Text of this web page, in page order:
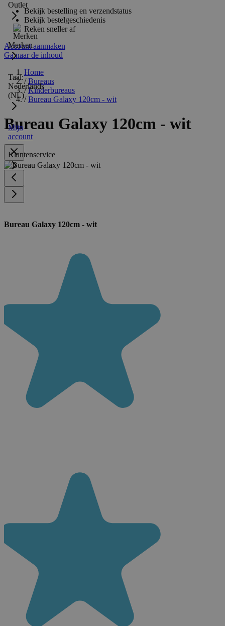
Outlet
Merken
Taal:
Nederlands
(NL)
Mijn
account
Klantenservice
Bekijk bestelling en verzendstatus
Bekijk bestelgeschiedenis
Reken sneller af
Account aanmaken
Ga naar de inhoud
Home
/ Bureaus
/ Kinderbureaus
/ Bureau Galaxy 120cm - wit
Bureau Galaxy 120cm - wit
Bureau Galaxy 120cm - wit